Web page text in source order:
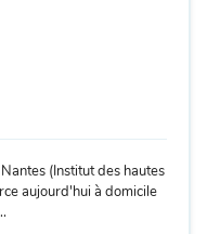
(Institut des hautes
aujourd'hui à domicile